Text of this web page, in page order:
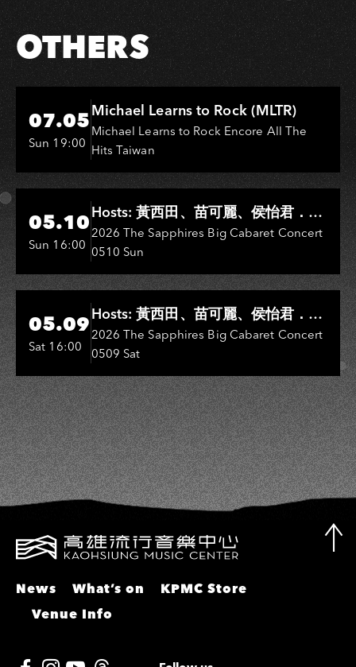
OTHERS
Hi-Ing Music Hall
07.05
Sun 19:00
Michael Learns to Rock (MLTR)
Michael Learns to Rock Encore All The
Hits Taiwan
Hi-Ing Music Hall
05.10
Sun 16:00
Hosts: 黃西田、苗可麗、侯怡君．
Entertainers: 葉啟田、鳥來嬤-吳
敏、王彩樺、王瑞霞、吳淑敏、施文
彬、邵大倫、曹雅雯、陳孟賢、黃露
瑤
2026 The Sapphires Big Cabaret Concert
0510 Sun
Hi-Ing Music Hall
05.09
Sat 16:00
Hosts: 黃西田、苗可麗、侯怡君．
Entertainers: 葉啟田、鳥來嬤-吳
敏、張秀卿、王彩樺、吳淑敏、施文
彬、邵大倫、曹雅雯、陳孟賢、黃露
瑤
2026 The Sapphires Big Cabaret Concert
0509 Sat
News What’s on
KPMC Store
Venue Info